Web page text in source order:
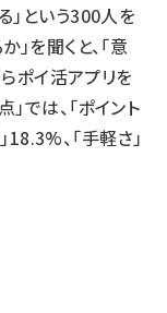
」という300人を
を聞くと、「意
ポイ活アプリを
では、「ポイント
、「手軽さ」